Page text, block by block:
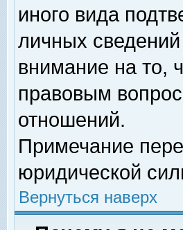
иного вида
личных
внимание на то,
правовым
отношений.
Примечание
юридической
Вернуться наверх